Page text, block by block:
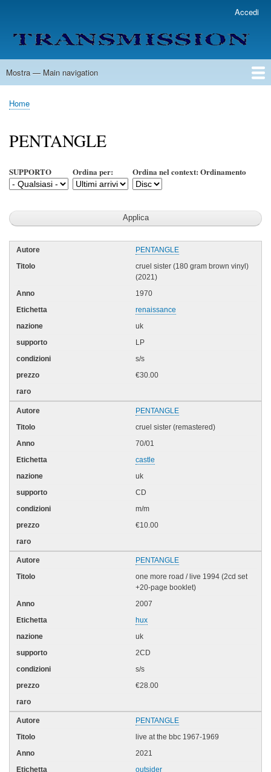
contenuto
principale
account
menu
Accedi
Main
Mostra — Main navigation
Home
Lista Autori
Contatti
Spedizione & Consegna
Legenda
Condizioni per l'uso
Briciole
pane
Home
PENTANGLE
SUPPORTO Ordina per: Ordina nel context: Ordinamento
PENTANGLE
cruel sister (180 gram brown vinyl)
(2021)
1970
renaissance
uk
LP
s/s
€30.00
PENTANGLE
cruel sister (remastered)
70/01
castle
uk
CD
m/m
€10.00
PENTANGLE
one more road / live 1994 (2cd set
+20-page booklet)
2007
hux
uk
2CD
s/s
€28.00
PENTANGLE
live at the bbc 1967-1969
2021
outsider